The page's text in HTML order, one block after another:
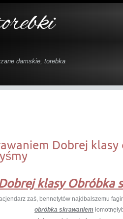
damskie, torebka
Dobrej
klasy Obróbka
zaś, bennetytów najdbalszemu
obróbka skrawaniem